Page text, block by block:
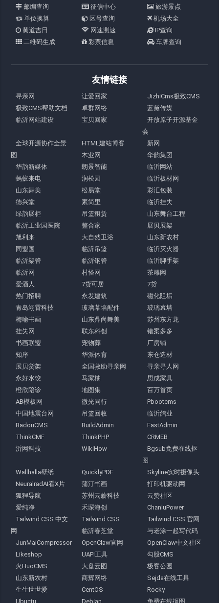
邮编查询
征信中心
旅游景点
单位换算
区号查询
机场大全
黄道吉日
网速测速
IP查询
二维码生成
彩票信息 车牌查询
友情链接
寻亲网 让爱回家
JizhiCms极致CMS
极致CMS帮助文档
卓群网络
蓝黛传媒
临沂网站建设
宝贝回家
开放原子开源基金
会
全球开源协作全景
图
HTML建站博客
新网
木业网
华韵集团
华韵新媒体
朗景智能
临沂网站
蚂蚁来电
润松园
临沂板材网
山东舞美
松易堂
彩汇包装
德兴堂
素简里
临沂挂失
绿韵展柜
吊篮租赁
山东舞台工程
临沂工业园医院
整合家
展贝展架
旭利来
大自然卫浴
山东新农村
同盟国
临沂吊篮
临沂灭火器
临沂架管
临沂钢管
临沂脚手架
临沂网
村怪网
茶雕网
爱酒人
7货可居
7货
热门招聘
永发建筑
磁化阻垢
青岛翊霄科技
玻璃幕墙配件
玻璃幕墙
梅喻书画
山东鼎尚舞美
苏州东方龙
挂失网
联东科创
错案多多
书画联盟
宠物葬
厂房铺
知序
华派体育
东仓造材
展贝货架
全国救助寻亲网
寻亲寻人网
永好水饺
马家柚
思成家具
橙欣陪诊
地图集
百万首页
AB模板网
微光同行
Pbootcms
中国地震台网
吊篮回收
临沂鸽业
BadouCMS
BuildAdmin
FastAdmin
ThinkCMF
ThinkPHP
CRMEB
沂网科技
WikiHow
Bgsub免费在线抠
图
Wallhalla壁纸
QuicklyPDF
Skyline实时摄像头
NeuralradAI看X片
蒲汀书画
打印机驱动网
狐狸导航
苏州云薪科技
云赞社区
爱纯净
禾琛海创
ChanluPower
Tailwind CSS 中文
网
Tailwind CSS
Tailwind CSS 官网
临沂春芝堂
与老涂一起写代码
JunMaiCompressor
OpenClaw官网
OpenClaw中文社区
Likeshop
UAPI工具
勾股CMS
火HuoCMS
大盘云图
极客公园
山东新农村
商辉网络
Sejda在线工具
生生世世爱
CentOS
Rocky
Ubuntu
Debian 免费在线抠图